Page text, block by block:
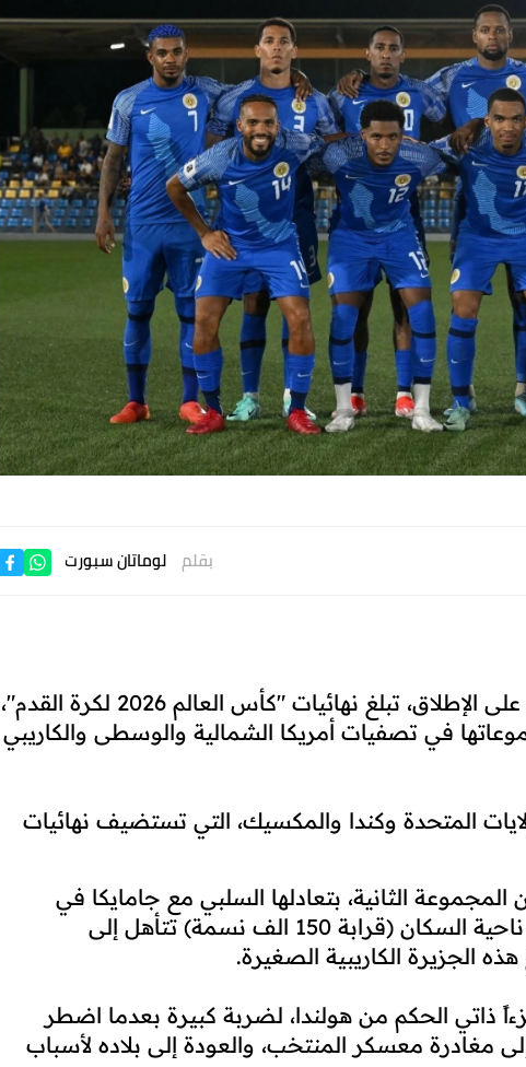
بقلم لوماتان سبورت
باتت كوراساو، الدولة الأقل تعداداً للسكان على الإطلاق، تبلغ نهائيات "كأس العالم 2026 لكرة القدم"،
في تصفيات أمريكا الشمالية والوسطى والكاريبي
المتحدة وكندا والمكسيك، التي تستضيف نهائيات
الثانية، بتعادلها السلبي مع جامايكا في
كينغستون، لتصبح الدولة الأقل تعداداً من ناحية السكان (قرابة 150 الف نسمة) تتأهل إلى
الجزيرة الكاريبية الصغيرة.
ذاتي الحكم من هولندا، لضربة كبيرة بعدما اضطر
مغادرة معسكر المنتخب، والعودة إلى بلاده لأسباب